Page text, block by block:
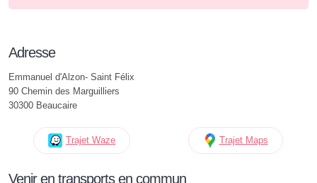
Adresse
Emmanuel d'Alzon- Saint Félix
90 Chemin des Marguilliers
30300 Beaucaire
Trajet Waze Trajet Maps
Venir en transports en commun